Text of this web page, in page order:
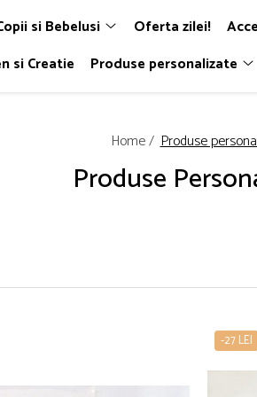
si Bebelusi Oferta zilei!
si Creatie
Produse personalizate
Home / Produse
Produse
-27 LEI